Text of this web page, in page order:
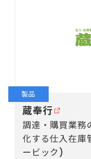
製品
蔵奉行
調達・購買業務
化する仕入在庫
ービック)